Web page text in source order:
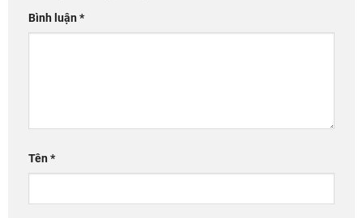
Bình luận*
Tên*